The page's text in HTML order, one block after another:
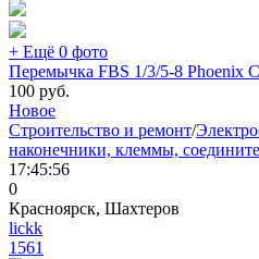
+ Ещё 0 фото
Перемычка FBS 1/3/5-8 Phoenix
100 руб.
Новое
Строительство и ремонт/
наконечники, клеммы,
17:45:56
0
Красноярск, Шахтеров
lickk
1561